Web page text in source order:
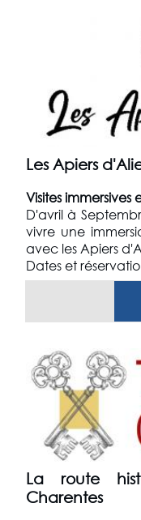
Les Apiers
Visites
D'avril à
vivre une
avec les Apiers
Dates et
La route
Charentes